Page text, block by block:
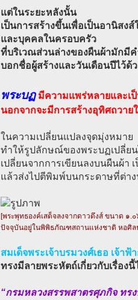
แต่ในระยะหลังนั้น
เป็นการสร้างขึ้นเพื่อเป็นอานิสงส์
และบุคคลในครอบครัว
ที่บริเวณส่วนล่างของผืนผ้ามักมี
บอกชื่อผู้สร้างและวันเดือนปีไว้ด้
พระบฏ มีความแพร่หลายและ
นอกจากจะมีการสร้างอุทิศถวา
ในความเปลี่ยนแปลงจุดมุ่งหมาย
ทำให้รูปลักษณ์ของพระบฏเปลี่ยน
เปลี่ยนจากการเขียนลงบนผืนผ้า
แล้วส่งไปตีพิมพ์บนกระดาษที่ต่าง
[พระพุทธองค์เสด็จลงจากดาวดึงส์ ขนาด ๑.
ปัจจุบันอยู่ในพิพิธภัณฑสถานแห่งชาติ หอศิล
สมเด็จพระเจ้าบรมวงศ์เธอ เจ้า
ทรงมีลายพระหัตถ์เกี่ยวกับเรื่องนี้
“กรมหลวงสรรพสาตรศุภกิจ ทร